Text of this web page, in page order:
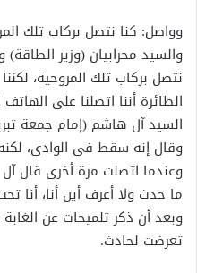
وواصل: كنا نتصل بركاب تلك
والسيد محرابيان (وزير
نتصل بركاب تلك المروحية،
الطائرة أننا اتصلنا على
السيد آل هاشم (إمام جمعة
وقال إنه سقط في الوادي،
وعندما اتصلت مرة أخرى قال
ما حدث ولا أعرف أين أنا، أنا
وبعد أن ذكر تلميحات عن الغابة
تعرضت لحادث.